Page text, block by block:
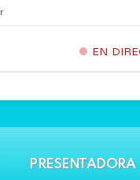
EN
PRESENTADORA